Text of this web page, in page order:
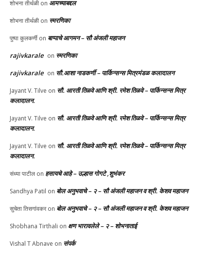
शोभना तीर्थळी on आमच्याबद्दल
शोभना तीर्थळी on स्मरणिका
पुष्पा कुलकर्णी on बाप्पाचे आगमन – सौ अंजली महाजन
rajivkarale on स्मरणिका
rajivkarale on सौ.आशा नाडकर्णी – पार्किन्सन्स मित्रमंडळ कलादालन
Jayant V. Tilve on सौ. आरती तिळवे आणि श्री. रमेश तिळवे – पार्किन्सन्स मित्र
कलादालन.
Jayant V. Tilve on सौ. आरती तिळवे आणि श्री. रमेश तिळवे – पार्किन्सन्स मित्र
कलादालन.
Jayant V. Tilve on सौ. आरती तिळवे आणि श्री. रमेश तिळवे – पार्किन्सन्स मित्र
कलादालन.
संध्या पाटील on हसायचे आहे – उल्हास गोगटे ,शुभंकर
Sandhya Patil on बोल अनुभवाचे – २ – सौ अंजली महाजन व श्री. केशव महाजन
सुचेता तिसगांवकरon बोल अनुभवाचे – २ – सौ अंजली महाजन व श्री. केशव महाजन
Shobhana Tirthali on क्षण भारावलेले – २ – शोभनाताई
Vishal T Abnave on संपर्क